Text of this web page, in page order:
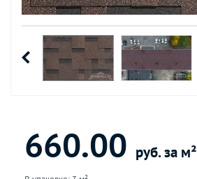
660.00 руб. за м²